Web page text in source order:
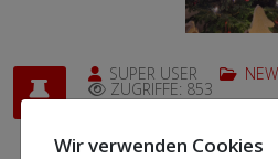
SUPER USER
ZUGRIFFE: 853
Sind die
Wir verwenden Cookies